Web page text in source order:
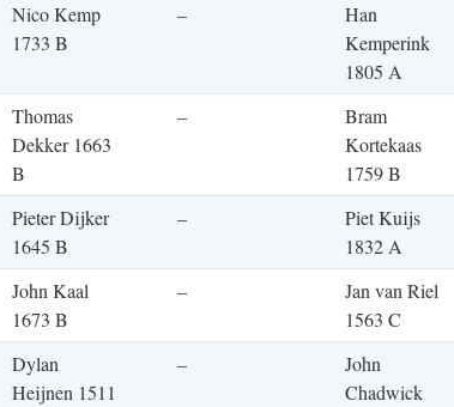
Nico Kemp
1733 B
–
Han
Kemperink
1805 A
Thomas
Dekker 1663
B
–
Bram
Kortekaas
1759 B
Pieter Dijker
1645 B
–
Piet Kuijs
1832 A
John Kaal
1673 B
–
Jan van Riel
1563 C
Dylan
Heijnen 1511
–
John
Chadwick